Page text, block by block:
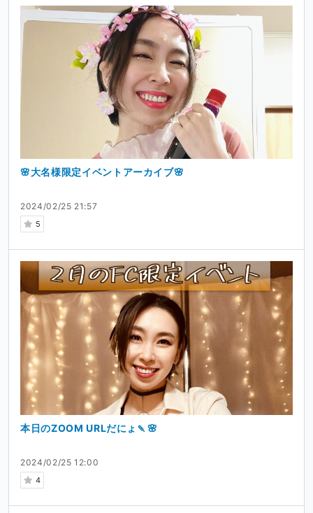
2024/02/25 21:57
5
🌸大名様限定イベントアーカイブ🌸
2024/02/25 12:00
4
本日のZOOM URLだにょ🍡🌸